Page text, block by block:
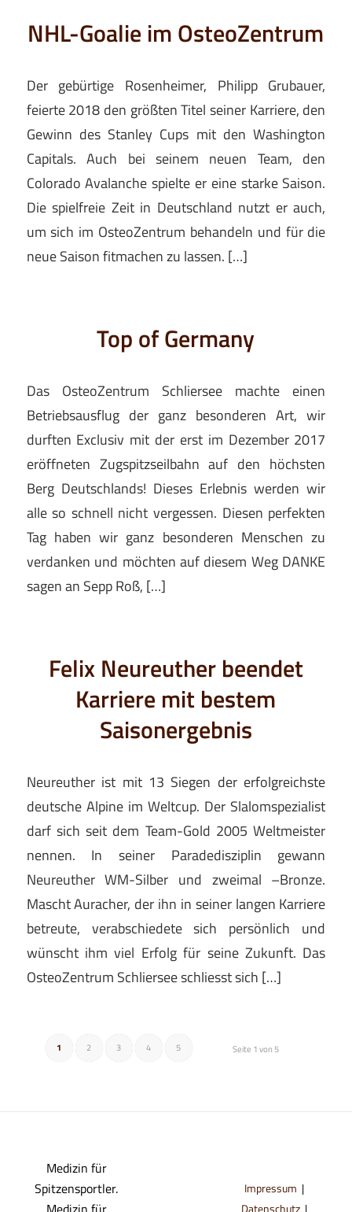
NHL-Goalie im OsteoZentrum
Der gebürtige Rosenheimer, Philipp Grubauer,
feierte 2018 den größten Titel seiner Karriere, den
Gewinn des Stanley Cups mit den Washington
Capitals. Auch bei seinem neuen Team, den
Colorado Avalanche spielte er eine starke Saison.
Die spielfreie Zeit in Deutschland nutzt er auch,
um sich im OsteoZentrum behandeln und für die
neue Saison fitmachen zu lassen. […]
Top of Germany
Das OsteoZentrum Schliersee machte einen
Betriebsausflug der ganz besonderen Art, wir
durften Exclusiv mit der erst im Dezember 2017
eröffneten Zugspitzseilbahn auf den höchsten
Berg Deutschlands! Dieses Erlebnis werden wir
alle so schnell nicht vergessen. Diesen perfekten
Tag haben wir ganz besonderen Menschen zu
verdanken und möchten auf diesem Weg DANKE
sagen an Sepp Roß, […]
Felix Neureuther beendet
Karriere mit bestem
Saisonergebnis
Neureuther ist mit 13 Siegen der erfolgreichste
deutsche Alpine im Weltcup. Der Slalomspezialist
darf sich seit dem Team-Gold 2005 Weltmeister
nennen. In seiner Paradedisziplin gewann
Neureuther WM-Silber und zweimal –Bronze.
Mascht Auracher, der ihn in seiner langen Karriere
betreute, verabschiedete sich persönlich und
wünscht ihm viel Erfolg für seine Zukunft. Das
OsteoZentrum Schliersee schliesst sich […]
Seite 1 von 5
1 2 3 4 5
Medizin für
Spitzensportler.
Impressum |
Datenschutz |